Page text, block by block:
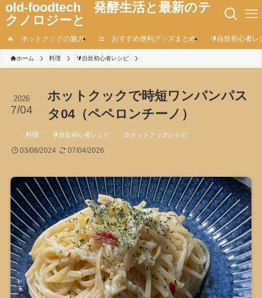
old-foodtech 発酵生活と最新のテ
クノロジーと
🔥 ホットクックの魅力 ⚖️ おすすめ便利グッズまとめ 🔰自炊初心者レ
ホーム 料理 🔰自炊初心者レシピ
ホットクックで時短ワンパンパス
タ04（ペペロンチーノ）
2026
7/04
料理 🔰自炊初心者レシピ 🍲ホットクックレシピ
03/08/2024 07/04/2026